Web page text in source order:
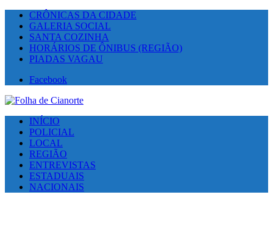
CRÔNICAS DA CIDADE
GALERIA SOCIAL
SANTA COZINHA
HORÁRIOS DE ÔNIBUS (REGIÃO)
PIADAS VAGAU
Facebook
INÍCIO
POLICIAL
LOCAL
REGIÃO
ENTREVISTAS
ESTADUAIS
NACIONAIS